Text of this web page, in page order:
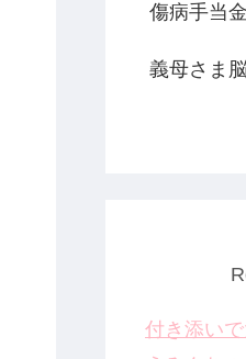
傷病手当
義母さま
付き添い